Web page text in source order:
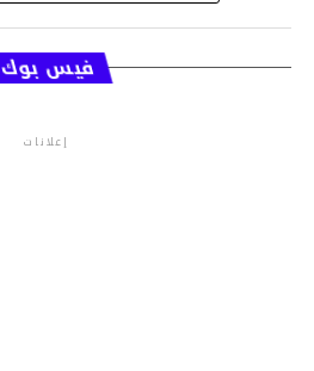
قسم الاخبار
فيس بوك
إعلانات